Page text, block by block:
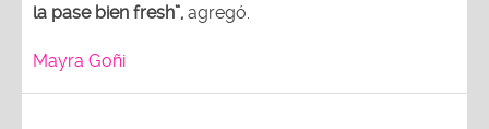
la pase bien fresh”, agregó.
Mayra Goñi